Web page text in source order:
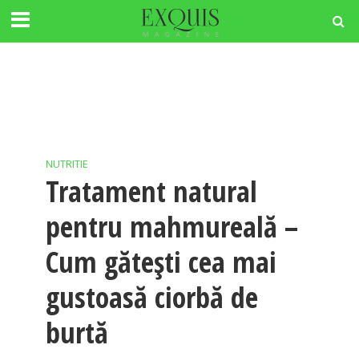
NUTRITIE
Tratament natural
pentru mahmureală –
Cum gătești cea mai
gustoasă ciorbă de
burtă